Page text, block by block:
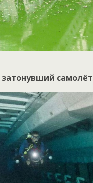
самолёт